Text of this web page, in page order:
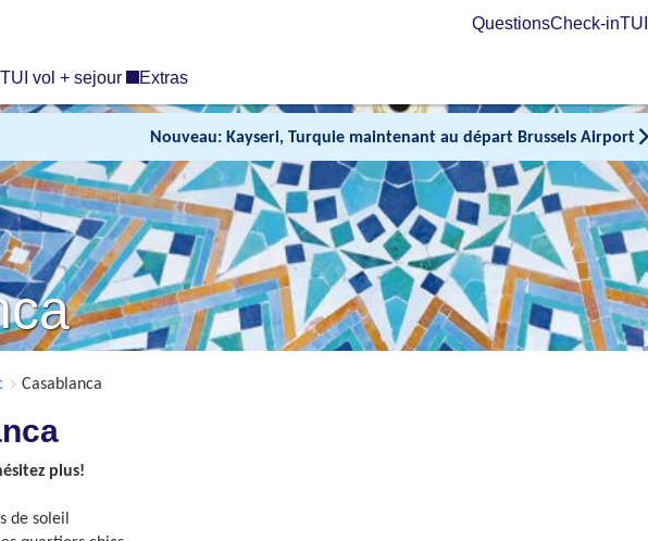
TUI vol + sejour Extras
QuestionsCheck-in
Nouveau: Kayseri, Turquie maintenant au départ Brussels Airport
Casablanca
plus!
de soleil